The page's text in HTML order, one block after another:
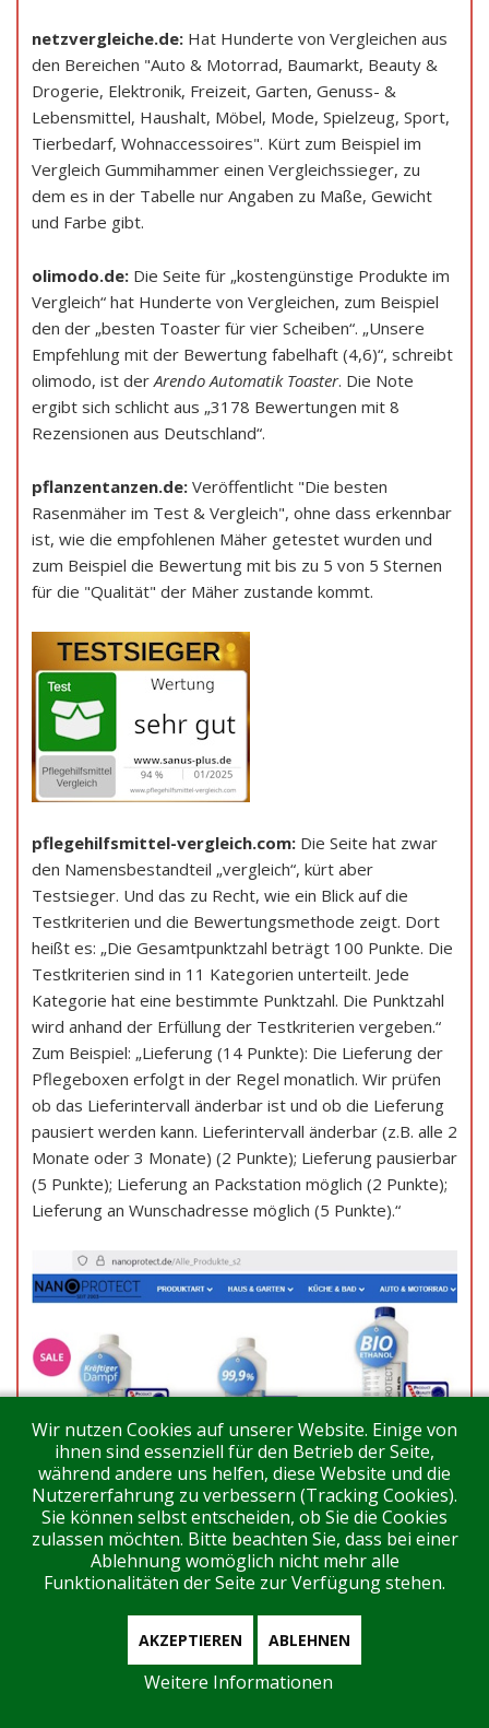
netzvergleiche.de: Hat Hunderte von Vergleichen aus
den Bereichen "Auto & Motorrad, Baumarkt, Beauty &
Drogerie, Elektronik, Freizeit, Garten, Genuss- &
Lebensmittel, Haushalt, Möbel, Mode, Spielzeug, Sport,
Tierbedarf, Wohnaccessoires". Kürt zum Beispiel im
Vergleich Gummihammer einen Vergleichssieger, zu
dem es in der Tabelle nur Angaben zu Maße, Gewicht
und Farbe gibt.
olimodo.de: Die Seite für „kostengünstige Produkte im
Vergleich“ hat Hunderte von Vergleichen, zum Beispiel
den der „besten Toaster für vier Scheiben“. „Unsere
Empfehlung mit der Bewertung fabelhaft (4,6)“, schreibt
olimodo, ist der Arendo Automatik Toaster. Die Note
ergibt sich schlicht aus „3178 Bewertungen mit 8
Rezensionen aus Deutschland“.
pflanzentanzen.de: Veröffentlicht "Die besten
Rasenmäher im Test & Vergleich", ohne dass erkennbar
ist, wie die empfohlenen Mäher getestet wurden und
zum Beispiel die Bewertung mit bis zu 5 von 5 Sternen
für die "Qualität" der Mäher zustande kommt.
pflegehilfsmittel-vergleich.com: Die Seite hat zwar
den Namensbestandteil „vergleich“, kürt aber
Testsieger. Und das zu Recht, wie ein Blick auf die
Testkriterien und die Bewertungsmethode zeigt. Dort
heißt es: „Die Gesamtpunktzahl beträgt 100 Punkte. Die
Testkriterien sind in 11 Kategorien unterteilt. Jede
Kategorie hat eine bestimmte Punktzahl. Die Punktzahl
wird anhand der Erfüllung der Testkriterien vergeben.“
Zum Beispiel: „Lieferung (14 Punkte): Die Lieferung der
Pflegeboxen erfolgt in der Regel monatlich. Wir prüfen
ob das Lieferintervall änderbar ist und ob die Lieferung
pausiert werden kann. Lieferintervall änderbar (z.B. alle 2
Monate oder 3 Monate) (2 Punkte); Lieferung pausierbar
(5 Punkte); Lieferung an Packstation möglich (2 Punkte);
Lieferung an Wunschadresse möglich (5 Punkte).“
(„getestet nach dem PQS Standard in den Vereinigten
Wir nutzen Cookies auf unserer Website. Einige von
ihnen sind essenziell für den Betrieb der Seite,
während andere uns helfen, diese Website und die
Nutzererfahrung zu verbessern (Tracking Cookies).
Sie können selbst entscheiden, ob Sie die Cookies
zulassen möchten. Bitte beachten Sie, dass bei einer
Ablehnung womöglich nicht mehr alle
Funktionalitäten der Seite zur Verfügung stehen.
AKZEPTIEREN ABLEHNEN
Weitere Informationen